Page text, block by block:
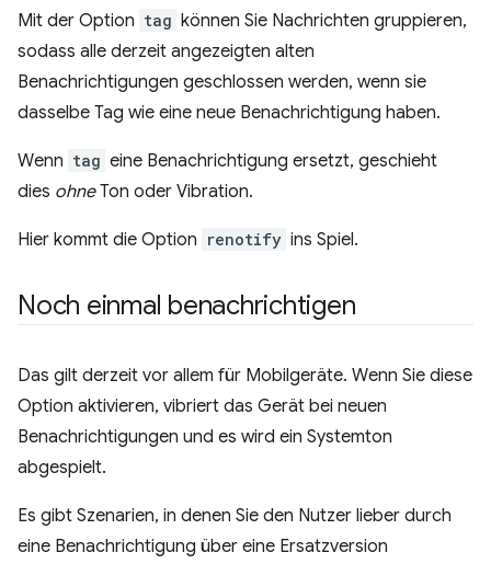
Mit der Option tag können Sie Nachrichten gruppieren,
sodass alle derzeit angezeigten alten
Benachrichtigungen geschlossen werden, wenn sie
dasselbe Tag wie eine neue Benachrichtigung haben.
Wenn tag eine Benachrichtigung ersetzt, geschieht
dies ohneTon oder Vibration.
Hier kommt die Option renotify ins Spiel.
Noch einmal benachrichtigen
Das gilt derzeit vor allem für Mobilgeräte. Wenn Sie diese
Option aktivieren, vibriert das Gerät bei neuen
Benachrichtigungen und es wird ein Systemton
abgespielt.
Es gibt Szenarien, in denen Sie den Nutzer lieber durch
eine Benachrichtigung über eine Ersatzversion